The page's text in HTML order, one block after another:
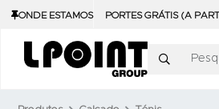
ONDE ESTAMOS PORTES GRÁTIS (A
Pesquisar